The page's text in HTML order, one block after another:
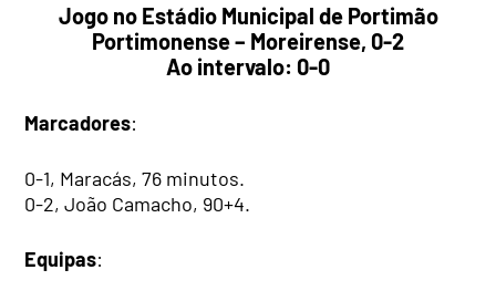
Jogo no Estádio Municipal de Portimão
Portimonense – Moreirense, 0-2
Ao intervalo: 0-0
Marcadores:
0-1, Maracás, 76 minutos.
0-2, João Camacho, 90+4.
Equipas: